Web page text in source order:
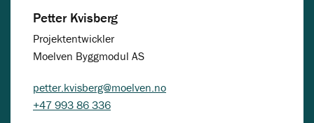
Petter Kvisberg
Projektentwickler
Moelven Byggmodul AS
petter.kvisberg@moelven.no
+47 993 86 336